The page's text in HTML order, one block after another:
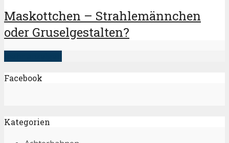
Maskottchen – Strahlemännchen
oder Gruselgestalten?
Facebook
Kategorien